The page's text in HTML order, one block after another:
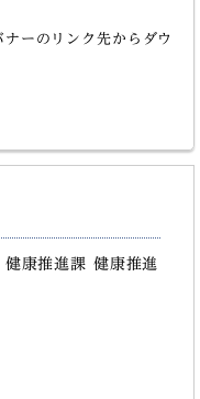
ーのリンク先からダウ
康推進課 健康推進